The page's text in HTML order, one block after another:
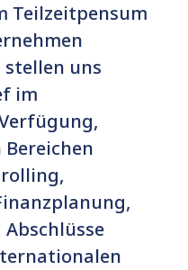
Teilzeitpensum
uns
im